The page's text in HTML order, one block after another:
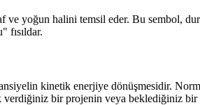
yoğun halini temsil eder. Bu sembol,
fısıldar.
kinetik enerjiye dönüşmesidir.
bir projenin veya beklediğiniz bir